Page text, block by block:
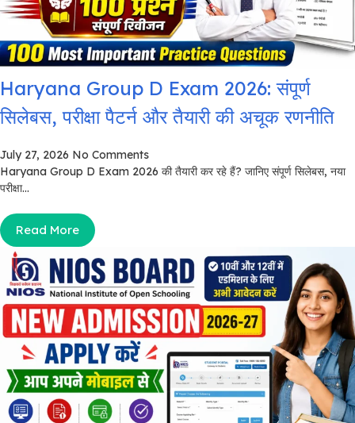
Haryana Group D Exam 2026: संपूर्ण
सिलेबस, परीक्षा पैटर्न और तैयारी की अचूक रणनीति
July 27, 2026 No Comments
Haryana Group D Exam 2026 की तैयारी कर रहे हैं? जानिए संपूर्ण सिलेबस, नया
परीक्षा...
Read More